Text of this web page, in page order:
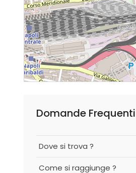
Domande
Dove si trova ?
Come si raggiunge ?